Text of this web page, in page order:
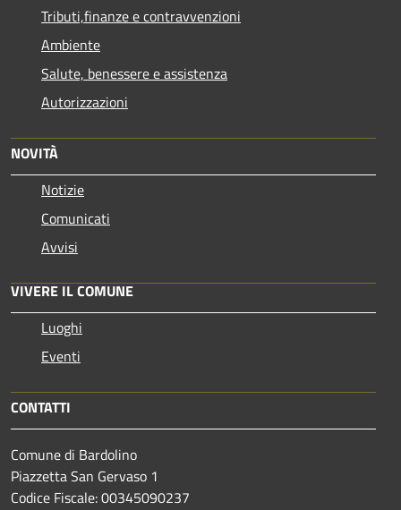
Tributi,finanze e contravvenzioni
Ambiente
Salute, benessere e assistenza
Autorizzazioni
NOVITÀ
Notizie
Comunicati
Avvisi
VIVERE IL COMUNE
Luoghi
Eventi
CONTATTI
Comune di Bardolino
Piazzetta San Gervaso 1
Codice Fiscale: 00345090237